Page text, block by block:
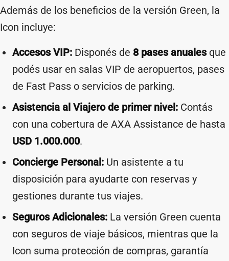
Además de los beneficios de la versión Green, la
Icon incluye:
Accesos VIP: Disponés de 8 pases anualesque
podés usar en salas VIP de aeropuertos, pases
de Fast Pass o servicios de parking.
Asistencia al Viajero de primer nivel: Contás
con una cobertura de AXA Assistance de hasta
USD 1.000.000.
Concierge Personal: Un asistente a tu
disposición para ayudarte con reservas y
gestiones durante tus viajes.
Seguros Adicionales: La versión Green cuenta
con seguros de viaje básicos, mientras que la
Icon suma protección de compras, garantía